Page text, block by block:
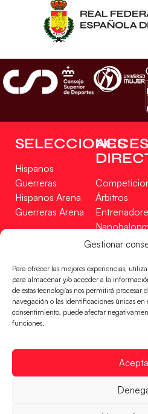
Gestionar
Para ofrecer las mejores experiencias,
para almacenar y/o acceder a la
de estas tecnologías nos permitirá procesar
navegación o las identificaciones únicas en
consentimiento, puede afectar
funciones.
SELECCIONES
Hispanos
Guerreras
Hispanos Arena
Guerreras Arena
Árbitros
Tienda
Incidencias
CONTACTO
RFEBM © 2024. Todos los